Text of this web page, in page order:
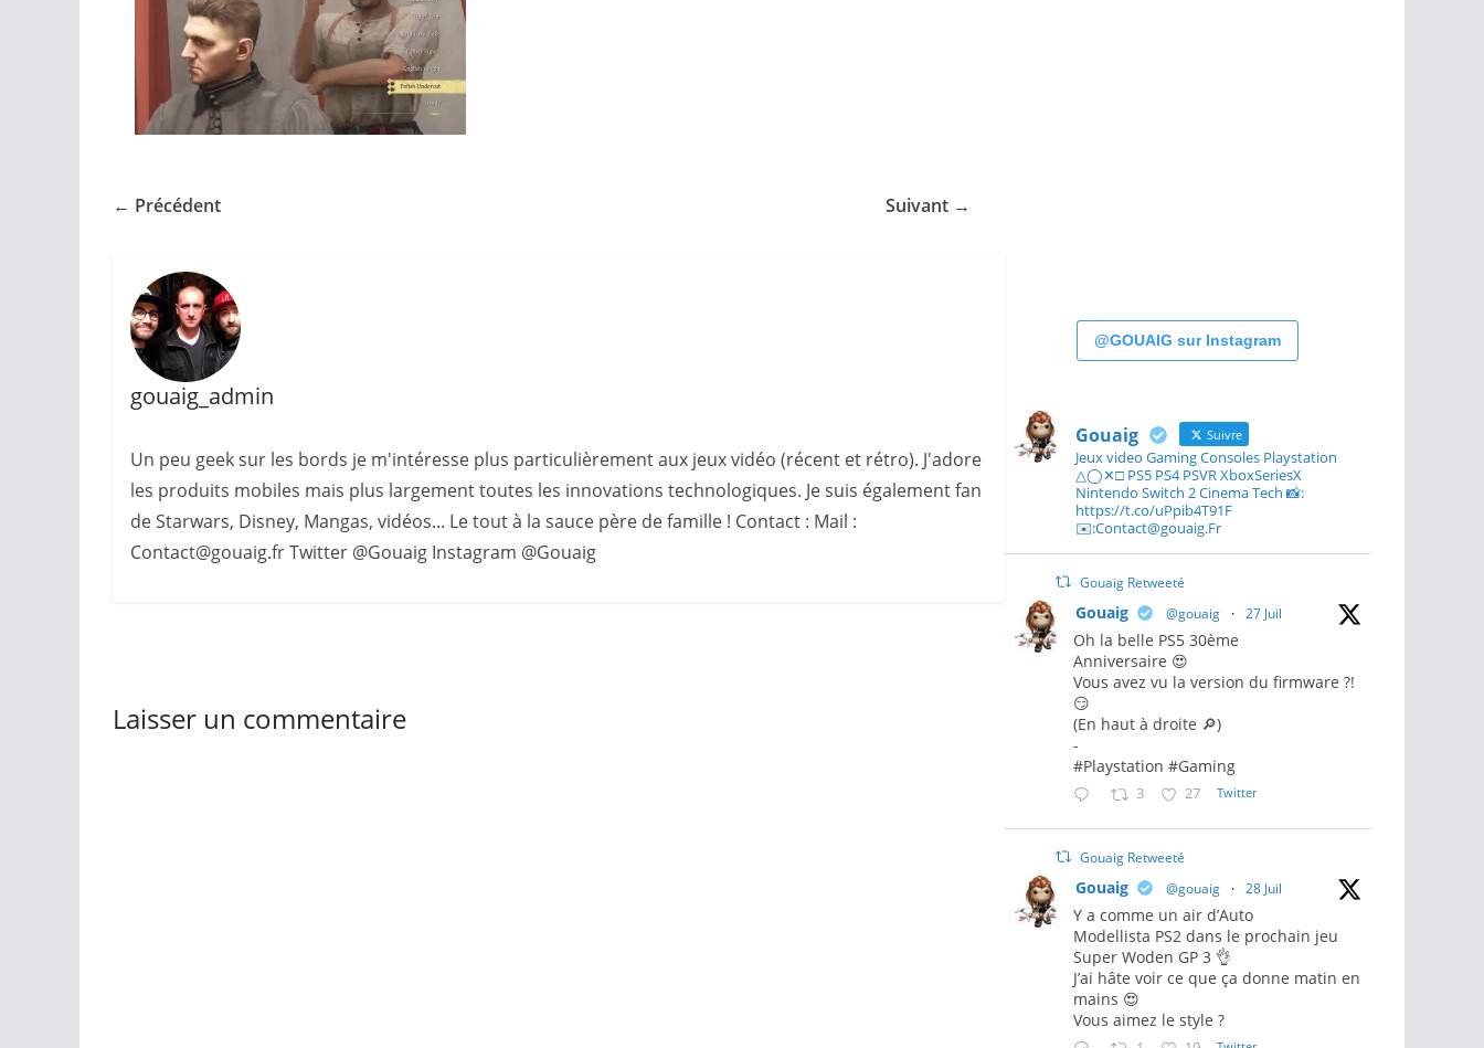
← Précédent Suivant →
gouaig_admin
Un peu geek sur les bords je m'intéresse plus particulièrement aux jeux vidéo (récent et rétro). J'adore
les produits mobiles mais plus largement toutes les innovations technologiques. Je suis également fan
de Starwars, Disney, Mangas, vidéos... Le tout à la sauce père de famille ! Contact : Mail :
Contact@gouaig.fr Twitter @Gouaig Instagram @Gouaig
Laisser un commentaire
@GOUAIG sur Instagram
Gouaig Suivre
Jeux video Gaming Consoles Playstation
△◯✕□ PS5 PS4 PSVR XboxSeriesX
Nintendo Switch 2 Cinema Tech 📸:
https://t.co/uPpib4T91F
✉️:Contact@gouaig.Fr
Gouaig Retweeté
Gouaig @gouaig · 27 Juil
Oh la belle PS5 30ème
Anniversaire 😍
Vous avez vu la version du firmware ?!
😏
(En haut à droite 🔎)
-
#Playstation #Gaming
3 27 Twitter
Gouaig Retweeté
Gouaig @gouaig · 28 Juil
Y a comme un air d’Auto
Modellista PS2 dans le prochain jeu
Super Woden GP 3 👌
J’ai hâte voir ce que ça donne matin en
mains 😍
Vous aimez le style ?